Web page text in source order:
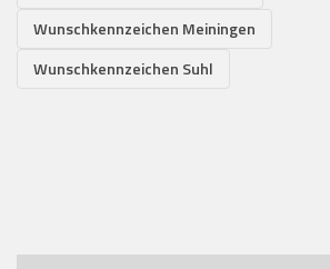
Wunschkennzeichen Meiningen
Wunschkennzeichen Suhl